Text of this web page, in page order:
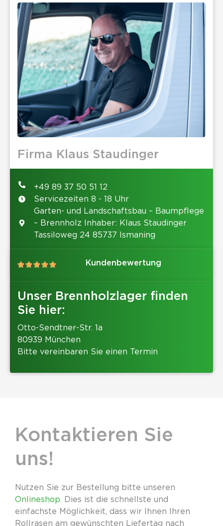
Firma Klaus Staudinger
+49 89 37 50 51 12
Servicezeiten 8 - 18 Uhr
Garten- und Landschaftsbau – Baumpflege
– Brennholz Inhaber: Klaus Staudinger
Tassiloweg 24 85737 Ismaning
Kundenbewertung
Unser Brennholzlager finden
Sie hier:
Otto-Sendtner-Str. 1a
80939 München
Bitte vereinbaren Sie einen Termin
Kontaktieren Sie
uns!
Nutzen Sie zur Bestellung bitte unseren
Onlineshop . Dies ist die schnellste und
einfachste Möglichkeit, dass wir Ihnen Ihren
Rollrasen am gewünschten Liefertag nach